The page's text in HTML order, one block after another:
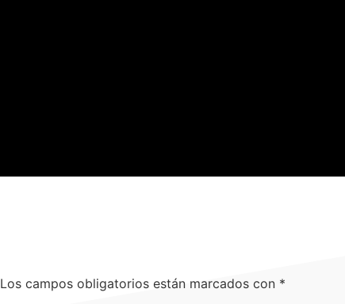
Los campos obligatorios están marcados con *